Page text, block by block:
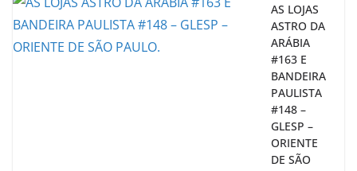
AS LOJAS
ASTRO DA
ARÁBIA
#163 E
BANDEIRA
PAULISTA
#148 –
GLESP –
ORIENTE
DE SÃO